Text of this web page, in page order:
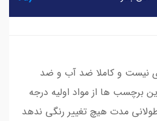
نیست و کاملا ضد آب و ضد
برچسب ها از مواد اولیه درجه
مدت هیچ تغییر رنگی ندهد